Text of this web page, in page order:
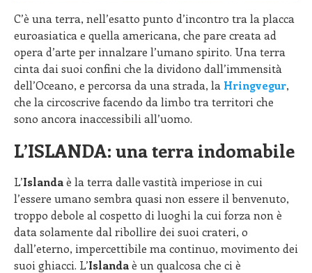
C’è una terra, nell’esatto punto d’incontro tra la placca
euroasiatica e quella americana, che pare creata ad
opera d’arte per innalzare l’umano spirito. Una terra
cinta dai suoi confini che la dividono dall’immensità
dell’Oceano, e percorsa da una strada, la Hringvegur,
che la circoscrive facendo da limbo tra territori che
sono ancora inaccessibili all’uomo.
L’ISLANDA: una terra indomabile
L’Islandaè la terra dalle vastità imperiose in cui
l’essere umano sembra quasi non essere il benvenuto,
troppo debole al cospetto di luoghi la cui forza non è
data solamente dal ribollire dei suoi crateri, o
dall’eterno, impercettibile ma continuo, movimento dei
suoi ghiacci. L’Islandaè un qualcosa che ci è